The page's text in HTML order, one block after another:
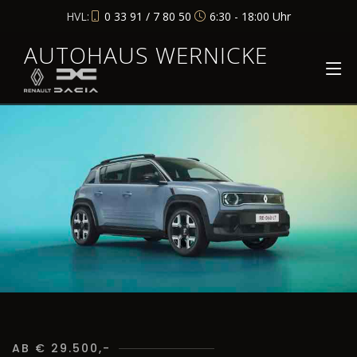
HVL: 0 33 91 / 7 80 50 6:30 - 18:00 Uhr
AUTOHAUS WERNICKE
AB € 29.500,-